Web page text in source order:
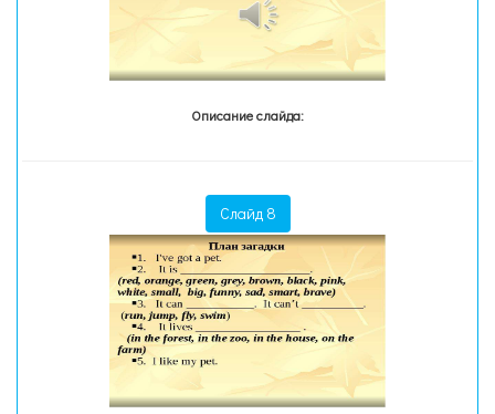
Описание слайда:
Слайд 8